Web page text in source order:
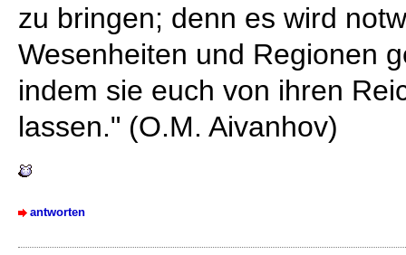
zu bringen; denn es wird
Wesenheiten und Regionen
indem sie euch von ihren
lassen." (O.M. Aivanhov)
antworten